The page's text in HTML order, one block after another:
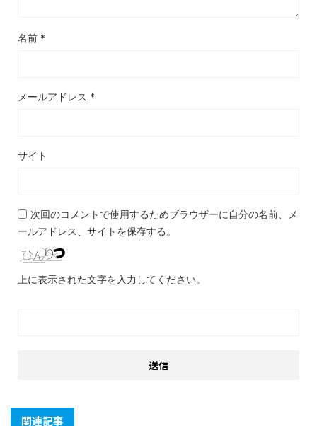
名前 *
メールアドレス *
サイト
次回のコメントで使用するためブラウザーに自分の名前、メ
ールアドレス、サイトを保存する。
上に表示された文字を入力してください。
関連記事